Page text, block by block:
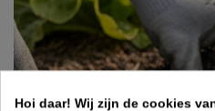
Hoi daar! Wij zijn de cookies